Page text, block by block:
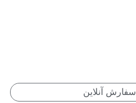
سفارش آنلاین